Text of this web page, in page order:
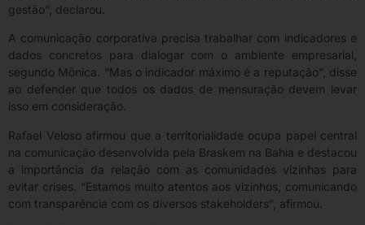
gestão”, declarou.
A comunicação corporativa precisa trabalhar com indicadores e
dados concretos para dialogar com o ambiente empresarial,
segundo Mônica. “Mas o indicador máximo é a reputação”, disse
ao defender que todos os dados de mensuração devem levar
isso em consideração.
Rafael Veloso afirmou que a territorialidade ocupa papel central
na comunicação desenvolvida pela Braskem na Bahia e destacou
a importância da relação com as comunidades vizinhas para
evitar crises. “Estamos muito atentos aos vizinhos, comunicando
com transparência com os diversos stakeholders”, afirmou.